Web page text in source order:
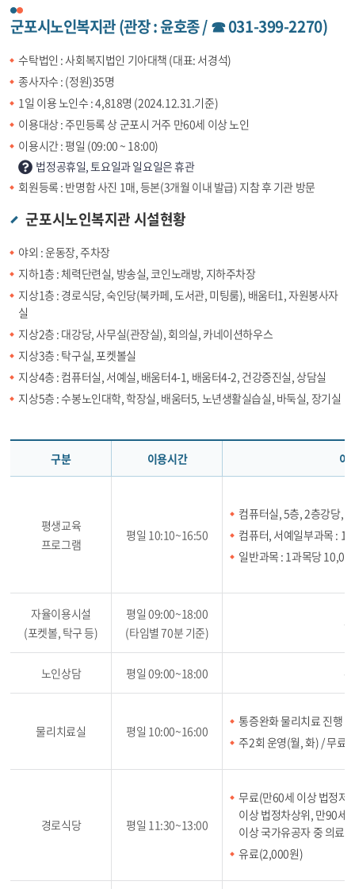
군포시노인복지관 (관장 : 윤호종 / ☎ 031-399-2270)
수탁법인 : 사회복지법인 기아대책 (대표: 서경석)
종사자수 : (정원)35명
1일 이용 노인수 : 4,818명 (2024.12.31.기준)
이용대상 : 주민등록 상 군포시 거주 만60세 이상 노인
이용시간 : 평일 (09:00 ~ 18:00)
법정공휴일, 토요일과 일요일은 휴관
회원등록 : 반명함 사진 1매, 등본(3개월 이내 발급) 지참 후 기관 방문
군포시노인복지관 시설현황
야외 : 운동장, 주차장
지하1층 : 체력단련실, 방송실, 코인노래방, 지하주차장
지상1층 : 경로식당, 숙인당(북카페, 도서관, 미팅룸), 배움터1, 자원봉사자
실
지상2층 : 대강당, 사무실(관장실), 회의실, 카네이션하우스
지상3층 : 탁구실, 포켓볼실
지상4층 : 컴퓨터실, 서예실, 배움터4-1, 배움터4-2, 건강증진실, 상담실
지상5층 : 수봉노인대학, 학장실, 배움터5, 노년생활실습실, 바둑실, 장기실
구분 이용시간 이
평생교육
프로그램
평일 10:10~16:50
컴퓨터실, 5층, 2층강당,
컴퓨터, 서예일부과목 : 1
일반과목 : 1과목당
자율이용시설
(포켓볼, 탁구 등)
평일 09:00~18:00
(타임별 70분 기준)
노인상담 평일 09:00~18:00
물리치료실 평일 10:00~16:00
통증완화 물리치료 진행
주2회 운영(월, 화) / 무료
경로식당 평일 11:30~13:00
무료(만60세 이상 법정저
이상 법정차상위, 만90세
이상 국가유공자 중 의료
유료(2,000원)